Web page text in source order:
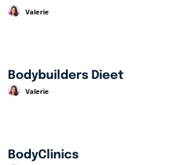
Valerie
Bodybuilders Dieet
Valerie
BodyClinics